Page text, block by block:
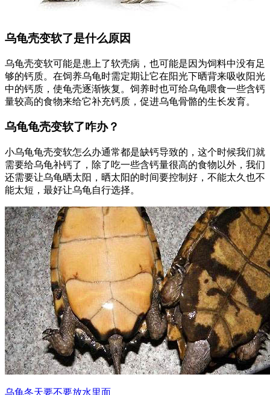
乌龟壳变软了是什么原因
乌龟壳变软可能是患上了软壳病，也可能是因为饲料中没有足
够的钙质。在饲养乌龟时需定期让它在阳光下晒背来吸收阳光
中的钙质，使龟壳逐渐恢复。饲养时也可给乌龟喂食一些含钙
量较高的食物来给它补充钙质，促进乌龟骨骼的生长发育。
乌龟龟壳变软了咋办？
小乌龟龟壳变软怎么办通常都是缺钙导致的，这个时候我们就
需要给乌龟补钙了，除了吃一些含钙量很高的食物以外，我们
还需要让乌龟晒太阳，晒太阳的时间要控制好，不能太久也不
能太短，最好让乌龟自行选择。
乌龟冬天要不要放水里面